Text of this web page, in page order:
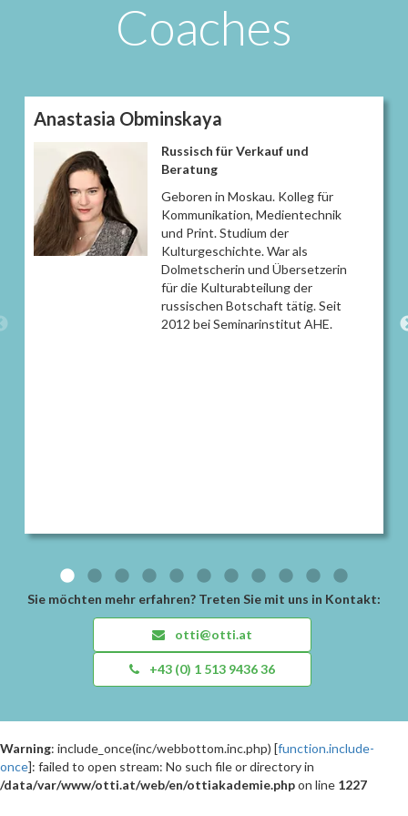
Coaches
Anastasia Obminskaya
​Russisch für Verkauf und
Beratung
Geboren in Moskau. Kolleg für
Kommunikation, Medientechnik
und Print. Studium der
Kulturgeschichte. War als
Dolmetscherin und Übersetzerin
für die Kulturabteilung der
russischen Botschaft tätig. Seit
2012 bei Seminarinstitut AHE.
Sie möchten mehr erfahren? Treten Sie mit uns in Kontakt:
otti@otti.at
+43 (0) 1 513 9436 36
Warning: include_once(inc/webbottom.inc.php) [function.include-
once]: failed to open stream: No such file or directory in
/data/var/www/otti.at/web/en/ottiakademie.phpon line 1227